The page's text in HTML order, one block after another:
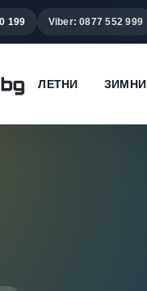
199 Viber: 0877 552 999
ЛЕТНИ ЗИМНИ